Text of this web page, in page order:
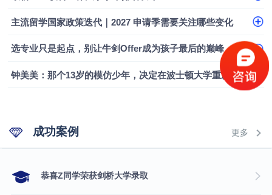
主流留学国家政策迭代｜2027 申请季需要关注哪些变化
选专业只是起点，别让牛剑Offer成为孩子最后的巅峰
钟美美：那个13岁的模仿少年，决定在波士顿大学重新定义自己
成功案例 更多
​恭喜Z同学荣获剑桥大学录取